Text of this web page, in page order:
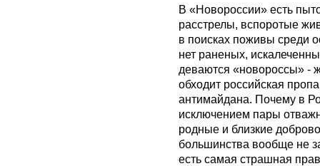
В «Новороссии» есть
расстрелы, вспоротые
в поисках поживы среди
нет раненых,
деваются «новороссы» -
обходит российская
антимайдана. Почему в
исключением пары
родные и близкие
большинства вообще не
есть самая страшная